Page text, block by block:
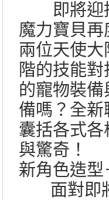
即將
魔力寶貝再
兩位天使
階的技能
的寵物裝
備嗎？全
囊括各式
與驚奇！
新角色造
面對即